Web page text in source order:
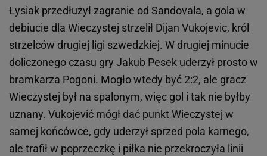
Łysiak przedłużył zagranie od Sandovala, a gola w
debiucie dla Wieczystej strzelił Dijan Vukojevic, król
strzelców drugiej ligi szwedzkiej. W drugiej minucie
doliczonego czasu gry Jakub Pesek uderzył prosto w
bramkarza Pogoni. Mogło wtedy być 2:2, ale gracz
Wieczystej był na spalonym, więc gol i tak nie byłby
uznany. Vukojević mógł dać punkt Wieczystej w
samej końcówce, gdy uderzył sprzed pola karnego,
ale trafił w poprzeczkę i piłka nie przekroczyła linii